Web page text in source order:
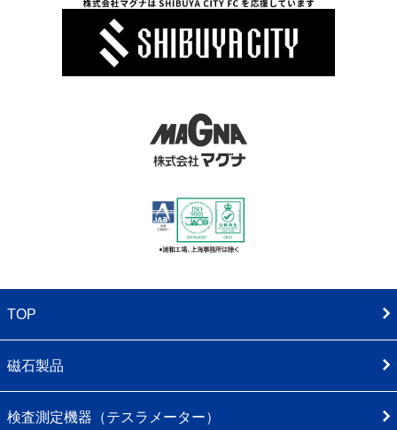
TOP
磁石製品
検査測定機器（テスラメーター）